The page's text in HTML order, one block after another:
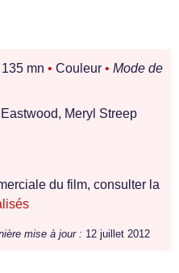
135 mn • Couleur • Mode de
Meryl Streep
du film, consulter la
mise à jour : 12 juillet 2012